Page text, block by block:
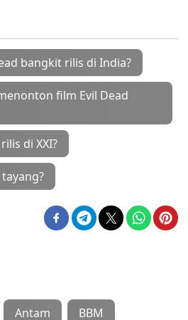
bangkit rilis di India?
film Evil Dead
di XXI?
Antam BBM